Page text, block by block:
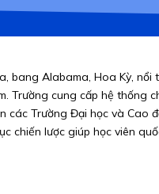
bang Alabama, Hoa Kỳ, nổi
Trường cung cấp hệ thống
các Trường Đại học và Cao
chiến lược giúp học viên